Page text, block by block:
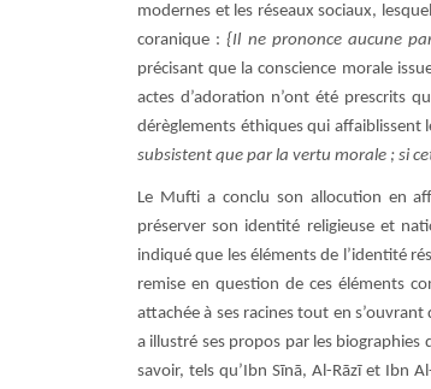
modernes et les réseaux sociaux,
coranique :{Il ne prononce aucune
précisant que la conscience morale
actes d’adoration n’ont été prescrits
dérèglements éthiques qui affaiblissent
subsistent que par la vertu morale ; si
Le Mufti a conclu son allocution en
préserver son identité religieuse et
indiqué que les éléments de l’identité
remise en question de ces éléments
attachée à ses racines tout en
a illustré ses propos par les biographies
savoir, tels qu’Ibn Sīnā, Al-Rāzī et Ibn